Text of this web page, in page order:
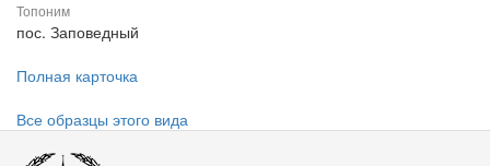
Топоним
пос. Заповедный
Полная карточка
Все образцы этого вида